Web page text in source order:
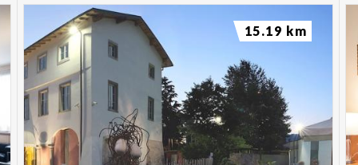
15.19 km